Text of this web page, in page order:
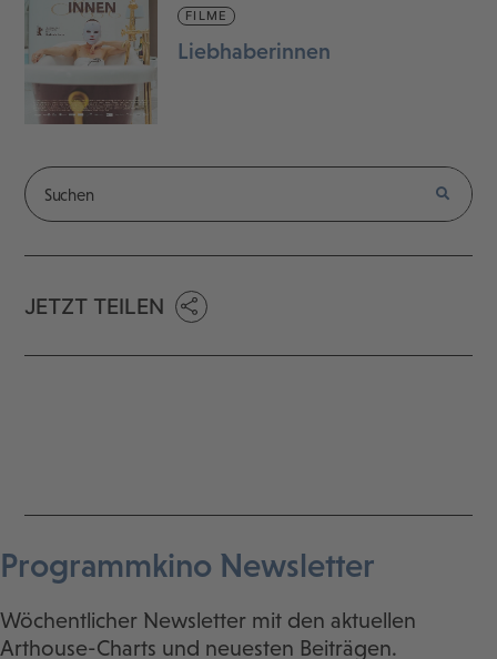
FILME
Liebhaberinnen
JETZT TEILEN
Programmkino Newsletter
Wöchentlicher Newsletter mit den aktuellen
Arthouse-Charts und neuesten Beiträgen.